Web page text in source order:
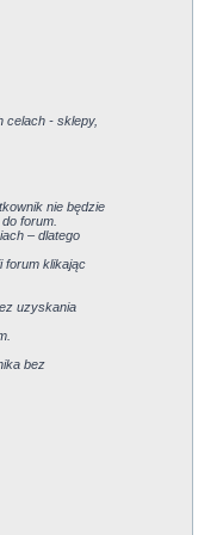
celach - sklepy,
nie będzie
forum.
– dlatego
forum klikając
uzyskania
bez